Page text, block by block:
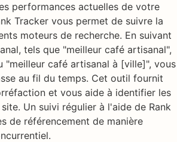
performances actuelles de votre
Tracker vous permet de suivre la
moteurs de recherche. En suivant
tels que "meilleur café artisanal",
café artisanal à [ville]", vous
au fil du temps. Cet outil fournit
et vous aide à identifier les
Un suivi régulier à l'aide de Rank
de référencement de manière